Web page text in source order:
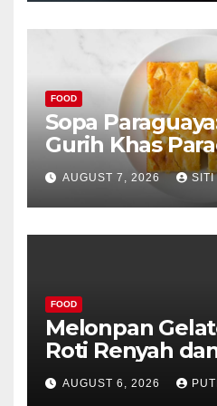
FOOD
Sopa
Gurih Khas
Unik
AUGUST 7, 2026 SITI
FOOD
Melonpan
Roti Renyah
Lembut yang
AUGUST 6, 2026